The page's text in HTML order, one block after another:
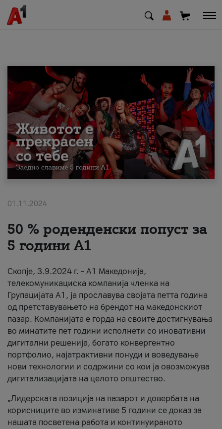
МК EN SQ
Приватни Деловни
Поддршка
Надополни кредит
За нас
01.11.2024
50 % роденденски попуст за
5 години А1
Скопје, 3.9.2024 г. – А1 Македонија,
телекомуникациска компанија членка на
Групацијата А1, ја прославува својата петта година
од претставувањето на брендот на македонскиот
пазар. Компанијата е горда на своите достигнувања
во минатите пет години исполнети со иновативни
дигитални решенија, богато конвергентно
портфолио, најатрактивни понуди и воведување
нови технологии и содржини со кои ја овозможува
дигитализацијата на целото општество.
„Лидерската позиција на пазарот и довербата на
корисниците во изминативе 5 години се доказ за
нашата посветена работа и континуираното